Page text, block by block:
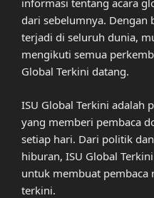
informasi tentang acara
dari sebelumnya. Dengan
terjadi di seluruh dunia,
mengikuti semua
Global Terkini datang.
ISU Global Terkini adalah
yang memberi pembaca
setiap hari. Dari politik
hiburan, ISU Global
untuk membuat pembaca
terkini.